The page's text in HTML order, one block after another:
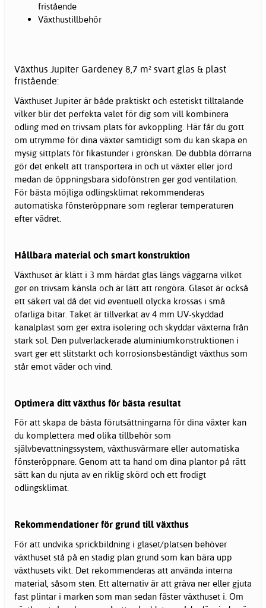
fristående
Växthustillbehör
Växthus Jupiter Gardeney 8,7 m² svart glas & plast
fristående:
Växthuset Jupiter är både praktiskt och estetiskt tilltalande
vilker blir det perfekta valet för dig som vill kombinera
odling med en trivsam plats för avkoppling. Här får du gott
om utrymme för dina växter samtidigt som du kan skapa en
mysig sittplats för fikastunder i grönskan. De dubbla dörrarna
gör det enkelt att transportera in och ut växter eller jord
medan de öppningsbara sidofönstren ger god ventilation.
För bästa möjliga odlingsklimat rekommenderas
automatiska fönsteröppnare som reglerar temperaturen
efter vädret.
Hållbara material och smart konstruktion
Växthuset är klätt i 3 mm härdat glas längs väggarna vilket
ger en trivsam känsla och är lätt att rengöra. Glaset är också
ett säkert val då det vid eventuell olycka krossas i små
ofarliga bitar. Taket är tillverkat av 4 mm UV-skyddad
kanalplast som ger extra isolering och skyddar växterna från
stark sol. Den pulverlackerade aluminiumkonstruktionen i
svart ger ett slitstarkt och korrosionsbeständigt växthus som
står emot väder och vind.
Optimera ditt växthus för bästa resultat
För att skapa de bästa förutsättningarna för dina växter kan
du komplettera med olika tillbehör som
självbevattningssystem, växthusvärmare eller automatiska
fönsteröppnare. Genom att ta hand om dina plantor på rätt
sätt kan du njuta av en riklig skörd och ett frodigt
odlingsklimat.
Rekommendationer för grund till växthus
För att undvika sprickbildning i glaset/platsen behöver
växthuset stå på en stadig plan grund som kan bära upp
växthusets vikt. Det rekommenderas att använda interna
material, såsom sten. Ett alternativ är att gräva ner eller gjuta
fast plintar i marken som man sedan fäster växthuset i. Om